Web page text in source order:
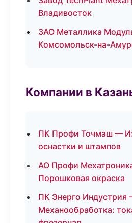
Владивосток
ЗАО Металлика
Комсомольск-на-
Компании в
ПК Профи Точмаш —
оснастки и штампов
АО Профи
Порошковая окраска
ПК Энерго Индустрия
Механообработка: